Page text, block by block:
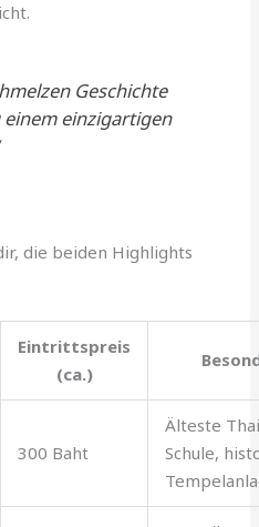
Geschichte
einzigartigen
die beiden Highlights
Eintrittspreis
(ca.)
300 Baht
Älteste
Schule,